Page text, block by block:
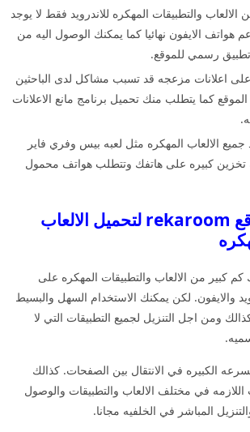
والتطبيقات المهكره للاندرويد فقط لا يوجد
هواتف الايفون نهائيا كما يمكنك الوصول اليه من
رسمي للموقع.
اعلانات مزعجه قد تسبب مشاكل لدى الباحثين
كما يتطلب منك تحميل برنامج مانع الاعلانات
الالعاب المهكره مثل لعبه بيس وفري فاير
كبيره على هاتفك وتتطلب هواتف محمول
ابرز خدمات موقع rekaroom لتحميل الالعاب
كبير من الالعاب والتطبيقات المهكره على
والايفون. لكن يمكنك الاستخدام السهل والبسيط
ومن اجل التنزيل لجميع التطبيقات التي لا
الكبيره في الانتقال بين الصفحات. كذالك
اللازمه في مختلف الالعاب والتطبيقات والوصول
المباشر في الخلفيه مجانا.